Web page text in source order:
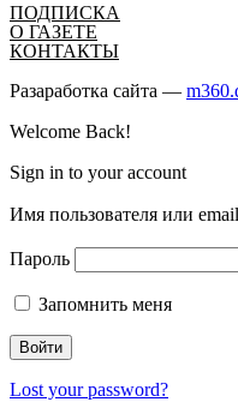
ПОДПИСКА
О ГАЗЕТЕ
КОНТАКТЫ
Разаработка сайта —
Welcome Back!
Sign in to your account
Имя пользователя или email
Пароль
Запомнить меня
Lost your password?